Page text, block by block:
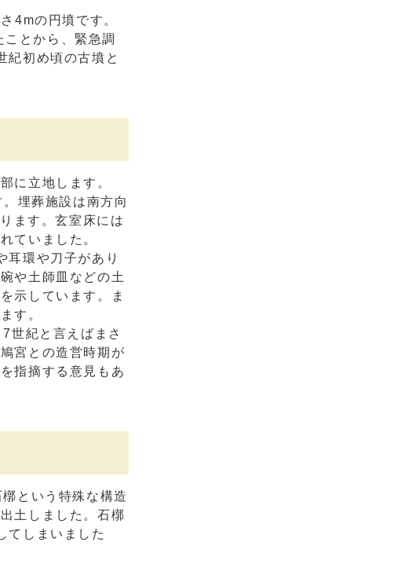
4mの円墳です。
とから、緊急調
紀初め頃の古墳と
に立地します。
埋葬施設は南方向
ます。玄室床には
ていました。
耳環や刀子があり
や土師皿などの土
示しています。ま
す。
世紀と言えばまさ
宮との造営時期が
指摘する意見もあ
という特殊な構造
土しました。石槨
てしまいました